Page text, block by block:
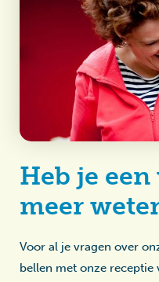
Heb je
meer
Voor al je vragen over
bellen met onze receptie